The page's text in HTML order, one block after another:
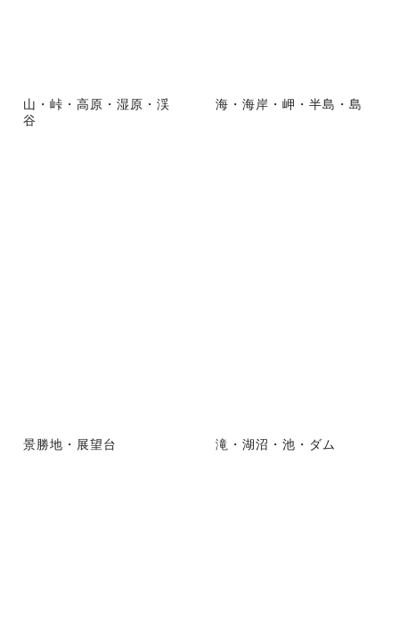
山・峠・高原・湿原・渓
谷
海・海岸・岬・半島・島
景勝地・展望台 滝・湖沼・池・ダム